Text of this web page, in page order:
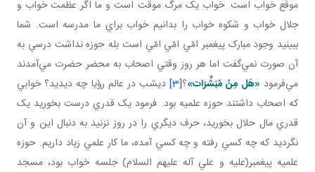
موقع خواب است. خواب يک مرگ موقت است و ما اگر عظمت خواب و
جلال خواب و شکوه خواب را بدانيم خواب براي ما مدرسه است. شما
ببينيد وجود مبارک پيغمبر امّي امّي امّي است بله حوزه نداشت درسي به
آن صورت نمي‌گفت اما هر روز وقتي اصحاب به محضر حضرت مي‌آمدند
مي‌فرمود «هَل مِنْ مُبَشِّرَات»؟[3] ديشب در عالم رؤيا چه ديديد؟ خوابي
که اصحاب داشتند حوزه علميه بود. فرمود يک قدري درست بخوريد يک
قدري مال حلال بخوريد، حرف ديگري را در روز نزنيد به دنبال اين و آن
نگرديد که چه کسي رفته و چه کسي آمده، ما کار علمي زياد داريم. حوزه
علميه پيغمبر(عليه و علي آله عليهم السلام) جلسه خواب بود، مسجد